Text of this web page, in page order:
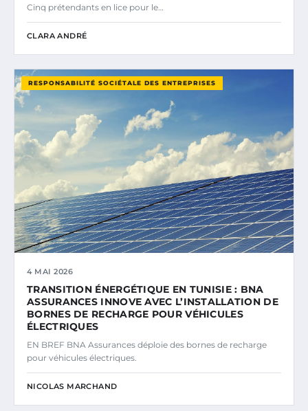
Cinq prétendants en lice pour le…
CLARA ANDRÉ
RESPONSABILITÉ SOCIÉTALE DES ENTREPRISES
4 MAI 2026
TRANSITION ÉNERGÉTIQUE EN TUNISIE : BNA
ASSURANCES INNOVE AVEC L’INSTALLATION DE
BORNES DE RECHARGE POUR VÉHICULES
ÉLECTRIQUES
EN BREF BNA Assurances déploie des bornes de recharge
pour véhicules électriques.
NICOLAS MARCHAND